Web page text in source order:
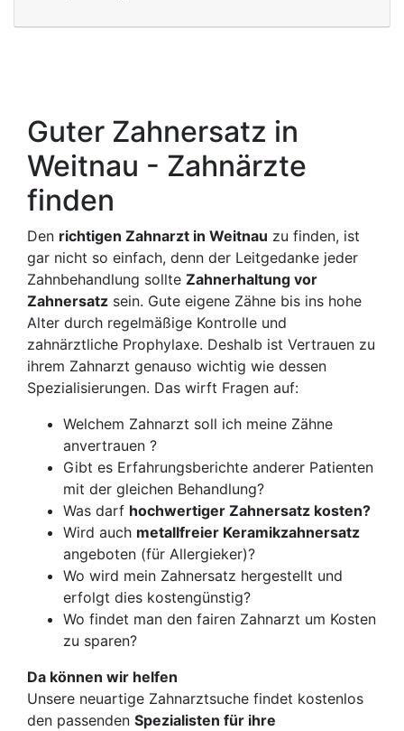
Guter Zahnersatz in
Weitnau - Zahnärzte
finden
Den richtigen Zahnarzt in Weitnau zu finden, ist
gar nicht so einfach, denn der Leitgedanke jeder
Zahnbehandlung sollte Zahnerhaltung vor
Zahnersatz sein. Gute eigene Zähne bis ins hohe
Alter durch regelmäßige Kontrolle und
zahnärztliche Prophylaxe. Deshalb ist Vertrauen zu
ihrem Zahnarzt genauso wichtig wie dessen
Spezialisierungen. Das wirft Fragen auf:
Welchem Zahnarzt soll ich meine Zähne
anvertrauen ?
Gibt es Erfahrungsberichte anderer Patienten
mit der gleichen Behandlung?
Was darf hochwertiger Zahnersatz kosten?
Wird auch metallfreier Keramikzahnersatz
angeboten (für Allergieker)?
Wo wird mein Zahnersatz hergestellt und
erfolgt dies kostengünstig?
Wo findet man den fairen Zahnarzt um Kosten
zu sparen?
Da können wir helfen
Unsere neuartige Zahnarztsuche findet kostenlos
den passenden Spezialisten für ihre